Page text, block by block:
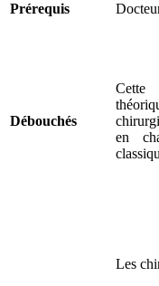
Prérequis
Débouchés
Cette
en
Les